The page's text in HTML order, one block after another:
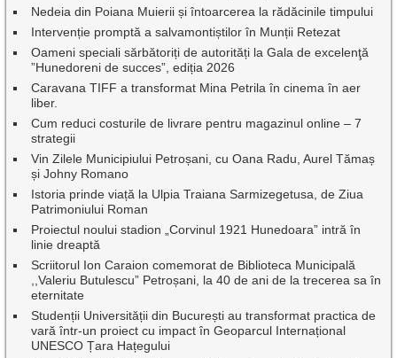
Nedeia din Poiana Muierii și întoarcerea la rădăcinile timpului
Intervenție promptă a salvamontiștilor în Munții Retezat
Oameni speciali sărbătoriți de autorități la Gala de excelenţă
”Hunedoreni de succes”, ediția 2026
Caravana TIFF a transformat Mina Petrila în cinema în aer
liber.
Cum reduci costurile de livrare pentru magazinul online – 7
strategii
Vin Zilele Municipiului Petroșani, cu Oana Radu, Aurel Tămaș
și Johny Romano
Istoria prinde viață la Ulpia Traiana Sarmizegetusa, de Ziua
Patrimoniului Roman
Proiectul noului stadion „Corvinul 1921 Hunedoara” intră în
linie dreaptă
Scriitorul Ion Caraion comemorat de Biblioteca Municipală
,,Valeriu Butulescu” Petroșani, la 40 de ani de la trecerea sa în
eternitate
Studenții Universității din București au transformat practica de
vară într-un proiect cu impact în Geoparcul Internațional
UNESCO Țara Hațegului